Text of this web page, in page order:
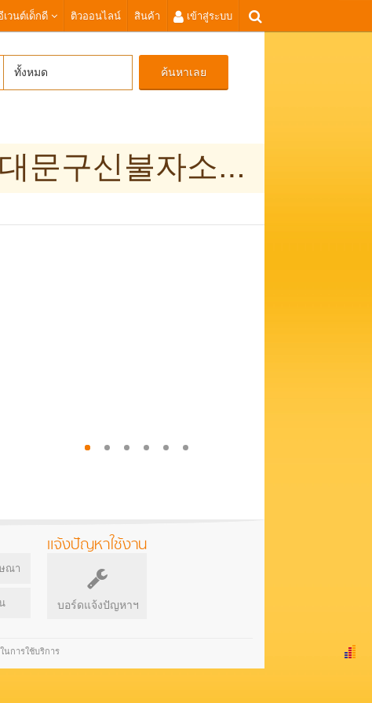
เวนต์เด็กดี ติวออนไลน์ สินค้า เข้าสู่ระบบ
ทั้งหมด ค้นหาเลย
대학생무직자소액대출 탤ㄺ램 tsbusim 동대문구신불자소액급전대출 탬스뷰선불유심내구제 50만원즉시대출 대포유심칩매입
ณา
แจ้งปัญหาใช้งาน
บอร์ดแจ้งปัญหาฯ
นการใช้บริการ